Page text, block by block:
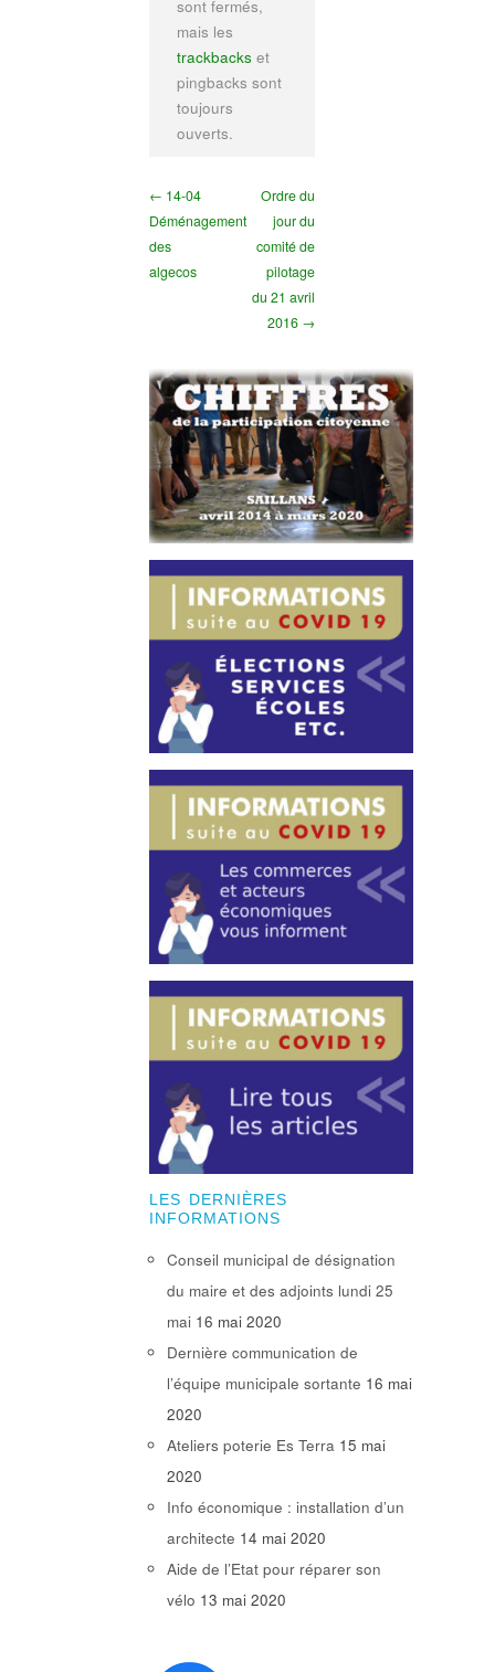
sont fermés,
mais les
trackbacks et
pingbacks sont
toujours
ouverts.
← 14-04
Déménagement
des
algecos
Ordre du
jour du
comité de
pilotage
du 21 avril
2016 →
LES DERNIÈRES
INFORMATIONS
Conseil municipal de désignation
du maire et des adjoints lundi 25
mai 16 mai 2020
Dernière communication de
l’équipe municipale sortante 16 mai
2020
Ateliers poterie Es Terra 15 mai
2020
Info économique : installation d’un
architecte 14 mai 2020
Aide de l’Etat pour réparer son
vélo 13 mai 2020